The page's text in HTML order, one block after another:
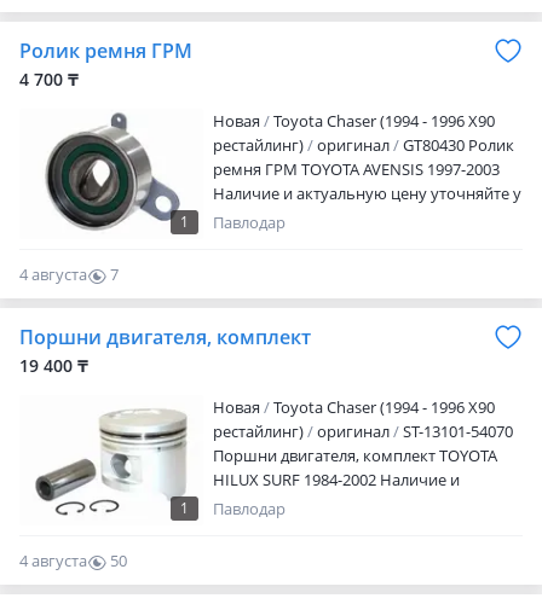
0
Ролик ремня ГРМ
4 700 ₸
1
Новая
Toyota Chaser (1994 - 1996 X90
рестайлинг)
оригинал
GT80430 Ролик
ремня ГРМ TOYOTA AVENSIS 1997-2003
Наличие и актуальную цену уточняйте у
менеджера
Павлодар
4 августа
7
0
Поршни двигателя, комплект
19 400 ₸
1
Новая
Toyota Chaser (1994 - 1996 X90
рестайлинг)
оригинал
ST-13101-54070
Поршни двигателя, комплект TOYOTA
HILUX SURF 1984-2002 Наличие и
актуальную цену уточняйте у
Павлодар
4 августа
50
0